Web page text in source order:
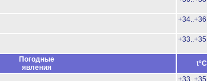
+34..+36
+33..+35
Погодные
явления
t°C
+33..+35